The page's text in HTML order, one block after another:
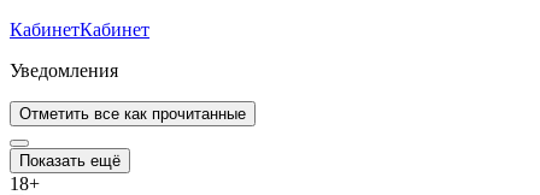
КабинетКабинет
Уведомления
Отметить все как прочитанные
Показать ещё
18+